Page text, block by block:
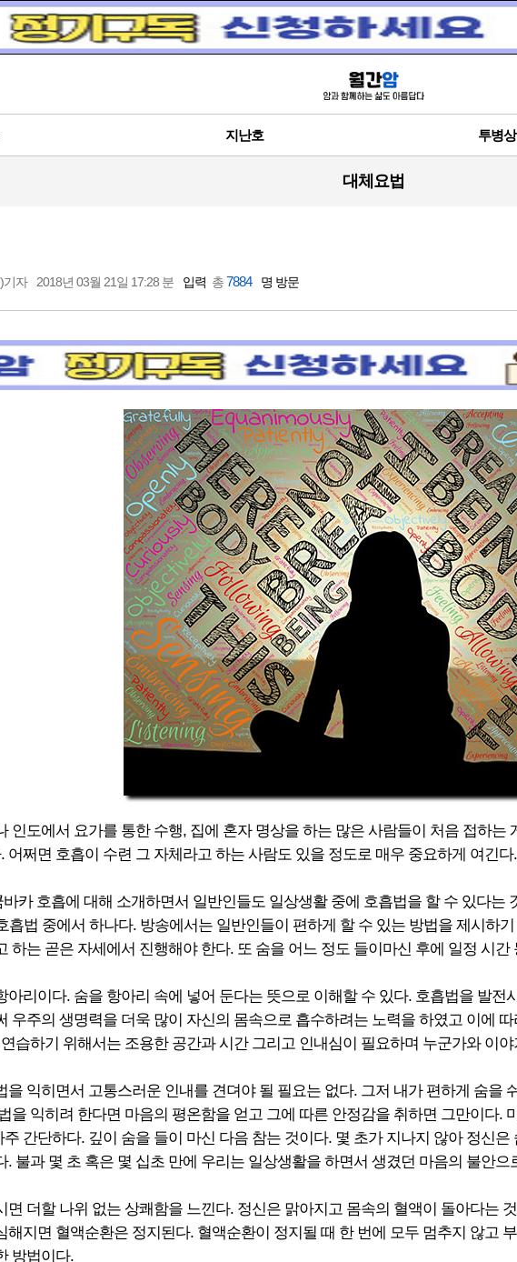
지난호 투병
대체요법
기자 2018년 03월 21일 17:28 분 입력 총7884 명 방문
인도에서 요가를 통한 수행, 집에 혼자 명상을 하는 많은 사람들이 처음 접하
어쩌면 호흡이 수련 그 자체라고 하는 사람도 있을 정도로 매우 중요하게 여긴
카 호흡에 대해 소개하면서 일반인들도 일상생활 중에 호흡법을 할 수 있다는
흡법 중에서 하나다. 방송에서는 일반인들이 편하게 할 수 있는 방법을 제시하
하는 곧은 자세에서 진행해야 한다. 또 숨을 어느 정도 들이마신 후에 일정 시
아리이다. 숨을 항아리 속에 넣어 둔다는 뜻으로 이해할 수 있다. 호흡법을 발
우주의 생명력을 더욱 많이 자신의 몸속으로 흡수하려는 노력을 하였고 이에
습하기 위해서는 조용한 공간과 시간 그리고 인내심이 필요하며 누군가와 이
을 익히면서 고통스러운 인내를 견뎌야 될 필요는 없다. 그저 내가 편하게 숨을
을 익히려 한다면 마음의 평온함을 얻고 그에 따른 안정감을 취하면 그만이다.
간단하다. 깊이 숨을 들이 마신 다음 참는 것이다. 몇 초가 지나지 않아 정신
. 불과 몇 초 혹은 몇 십초 만에 우리는 일상생활을 하면서 생겼던 마음의 불안
면 더할 나위 없는 상쾌함을 느낀다. 정신은 맑아지고 몸속의 혈액이 돌아다는
해지면 혈액순환은 정지된다. 혈액순환이 정지될 때 한 번에 모두 멈추지 않고
방법이다.